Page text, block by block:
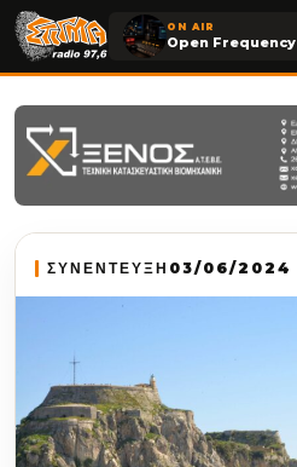
ON AIR
Open Frequency
ΣΥΝΕΝΤΕΥΞΗ 03/06/2024